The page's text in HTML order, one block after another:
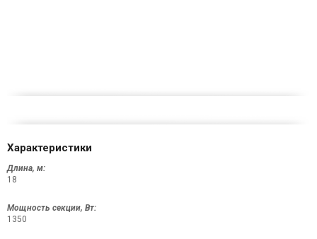
Характеристики
Длина, м:
18
Мощность секции, Вт:
1350